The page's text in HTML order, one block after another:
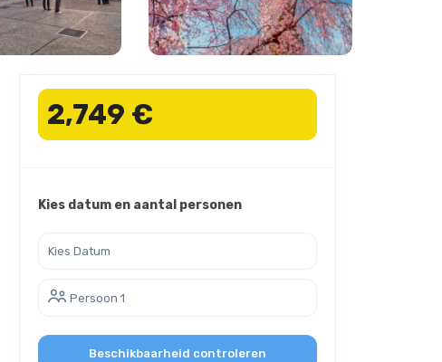
2,749 €
Kies datum en aantal personen
Persoon 1
Beschikbaarheid controleren